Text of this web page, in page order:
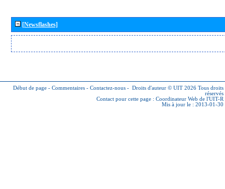
[Newsflashes]
Début de page - Commentaires - Contactez-nous - Droits d'auteur © UIT 2026 Tous droits
réservés
Contact pour cette page : Coordinateur Web de l'UIT-R
Mis à jour le : 2013-01-30